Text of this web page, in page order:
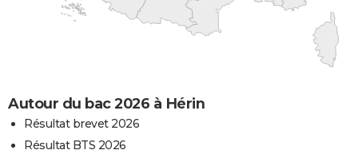
Autour du bac 2026 à Hérin
Résultat brevet 2026
Résultat BTS 2026